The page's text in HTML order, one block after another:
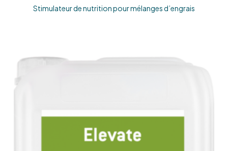
Stimulateur de nutrition pour mélanges d’engrais